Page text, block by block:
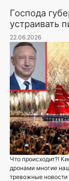
Господа
устраивать
22.06.2026
Что происходит?!
дронами многие
тревожные новости